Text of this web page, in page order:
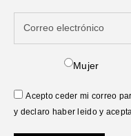
Mujer
Acepto ceder mi correo
y declaro haber leido y